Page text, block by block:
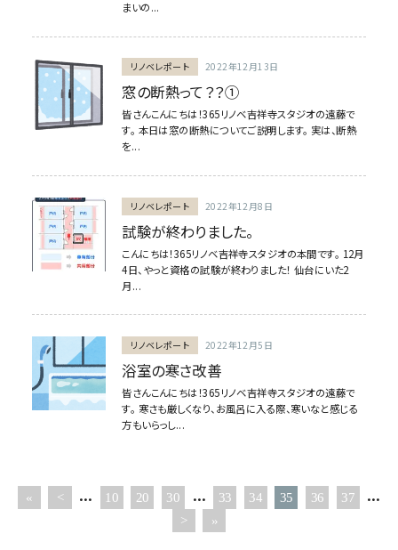
まいの...
リノベレポート 2022年12月13日
窓の断熱って？？①
皆さんこんにちは！365リノベ吉祥寺スタジオの遠藤で
す。 本日は窓の断熱についてご説明します。 実は、断熱
を...
リノベレポート 2022年12月8日
試験が終わりました。
こんにちは！365リノベ吉祥寺スタジオの本間です。 12月
4日、やっと資格の試験が終わりました！ 仙台にいた2
月...
リノベレポート 2022年12月5日
浴室の寒さ改善
皆さんこんにちは！365リノベ吉祥寺スタジオの遠藤で
す。 寒さも厳しくなり、お風呂に入る際、寒いなと感じる
方もいらっし...
« < ... 10 20 30 ... 33 34 35 36 37 ...
> »